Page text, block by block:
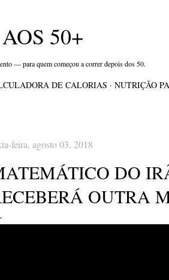
50+
— para quem começou a correr depois dos 50.
DE CALORIAS NUTRIÇÃO
feira, agosto 03, 2018
DO
OUTRA